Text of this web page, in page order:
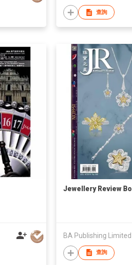
查詢
Jewellery Review
BA Publishing Limited
查詢